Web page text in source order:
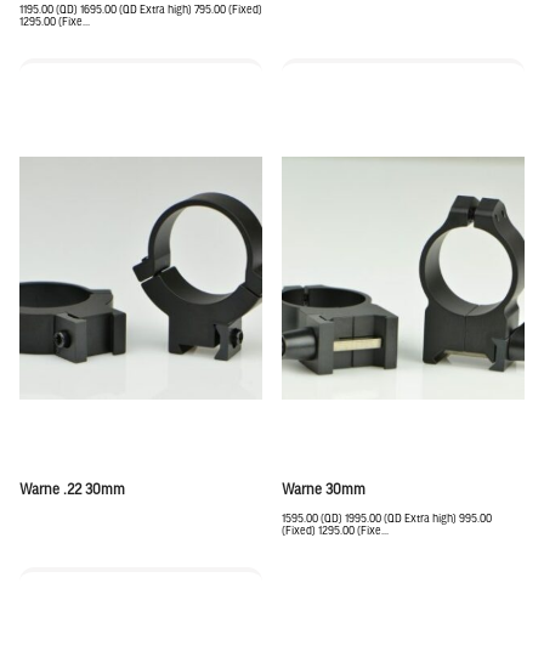
1195.00 (QD) 1695.00 (QD Extra high) 795.00 (Fixed)
1295.00 (Fixe...
Warne .22 30mm Warne 30mm
1595.00 (QD) 1995.00 (QD Extra high) 995.00
(Fixed) 1295.00 (Fixe...